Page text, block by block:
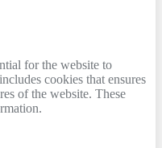
for the website to
cookies that ensures
of the website. These